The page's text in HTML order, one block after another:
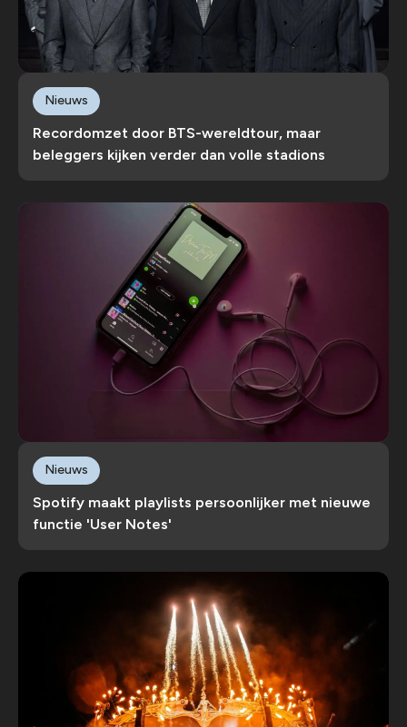
Recordomzet door BTS-wereldtour, maar
beleggers kijken verder dan volle stadions
Nieuws
Spotify maakt playlists persoonlijker met nieuwe
functie 'User Notes'
Nieuws